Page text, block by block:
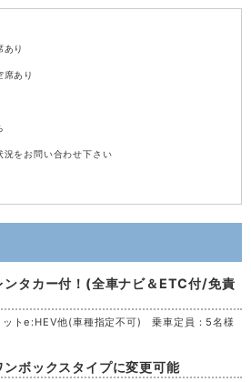
あり
席あり
況をお問い合わせ下さい
ンタカー付！(全車ナビ＆ETC付/免責
ットe:HEV他(車種指定不可) 乗車定員：5名様
ボックスタイプに変更可能